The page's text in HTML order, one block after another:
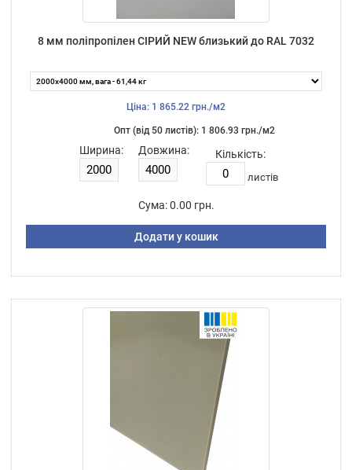
8 мм поліпропілен СІРИЙ NEW близький до RAL 7032
Ціна: 1 865.22 грн./м2
Опт (від 50 листiв): 1 806.93 грн./м2
Ширина: Довжина: Кількість:
листiв
Сума: 0.00 грн.
Додати у кошик